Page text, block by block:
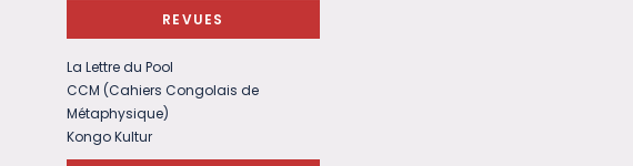
REVUES
La Lettre du Pool
CCM (Cahiers Congolais de
Métaphysique)
Kongo Kultur